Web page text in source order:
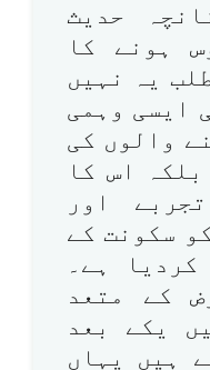
حدیث
ہونے کا
یہ نہیں
ایسی وہمی
والوں کی
اس کا
اور
سکونت کے
ہے۔
کے متعد
یکے بعد
ہیں یہاں